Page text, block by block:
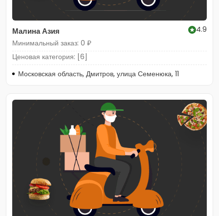
Малина Азия
4.9
Минимальный заказ: 0 ₽
Ценовая категория: [6]
Московская область, Дмитров, улица Семенюка, 11